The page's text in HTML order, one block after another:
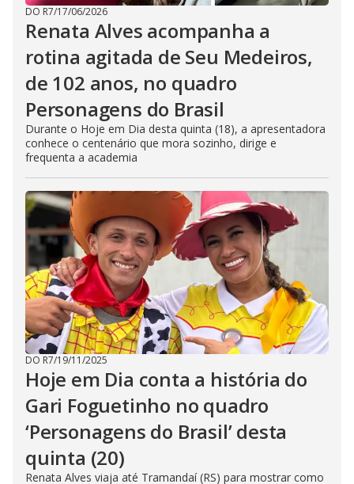
DO R7/17/06/2026
Renata Alves acompanha a
rotina agitada de Seu Medeiros,
de 102 anos, no quadro
Personagens do Brasil
Durante o Hoje em Dia desta quinta (18), a apresentadora
conhece o centenário que mora sozinho, dirige e
frequenta a academia
DO R7/19/11/2025
Hoje em Dia conta a história do
Gari Foguetinho no quadro
‘Personagens do Brasil’ desta
quinta (20)
Renata Alves viaja até Tramandaí (RS) para mostrar como